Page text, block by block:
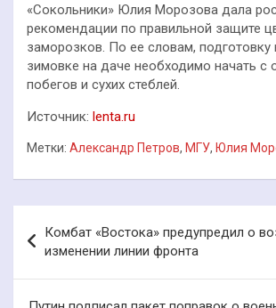
«Сокольники» Юлия Морозова дала
рекомендации по правильной защите
заморозков. По ее словам, подготовку
зимовке на даче необходимо начать с
побегов и сухих стеблей.
Источник: lenta.ru
Метки: Александр Петров, МГУ, Юлия
по
записям
Комбат «Востока» предупредил о
изменении линии фронта